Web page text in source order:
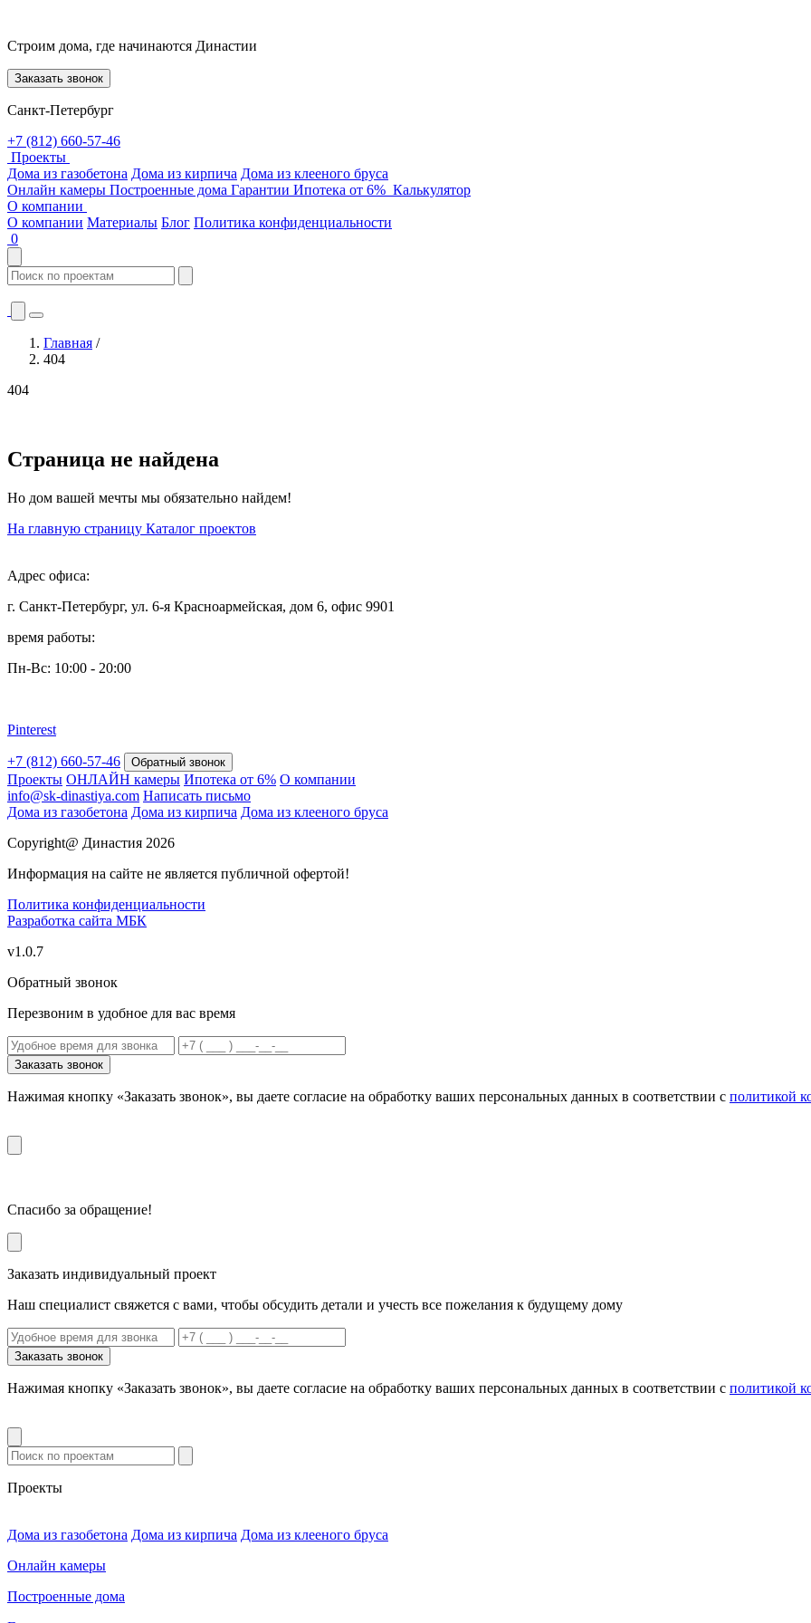
Строим дома, где начинаются Династии
Заказать звонок
Санкт-Петербург
+7 (812) 660-57-46
Проекты
Дома из газобетона Дома из кирпича Дома из клееного бруса
Онлайн камеры Построенные дома Гарантии Ипотека от 6% Калькулятор
О компании
О компании Материалы Блог Политика конфиденциальности
0
Главная /
404
404
Страница не найдена
Но дом вашей мечты мы обязательно найдем!
На главную страницу Каталог проектов
Адрес офиса:
г. Санкт-Петербург, ул. 6-я Красноармейская, дом 6, офис 9901
время работы:
Пн-Вс: 10:00 - 20:00
Pinterest
+7 (812) 660-57-46 Обратный звонок
Проекты ОНЛАЙН камеры Ипотека от 6% О компании
info@sk-dinastiya.com Написать письмо
Дома из газобетона Дома из кирпича Дома из клееного бруса
Copyright@ Династия 2026
Информация на сайте не является публичной офертой!
Политика конфиденциальности
Разработка сайта МБК
v1.0.7
Обратный звонок
Перезвоним в удобное для вас время
Заказать звонок
Нажимая кнопку «Заказать звонок», вы даете согласие на обработку ваших персональных данных в соответствии с политикой
Спасибо за обращение!
Заказать индивидуальный проект
Наш специалист свяжется с вами, чтобы обсудить детали и учесть все пожелания к будущему дому
Заказать звонок
Нажимая кнопку «Заказать звонок», вы даете согласие на обработку ваших персональных данных в соответствии с политикой
Проекты
Дома из газобетона Дома из кирпича Дома из клееного бруса
Онлайн камеры
Построенные дома